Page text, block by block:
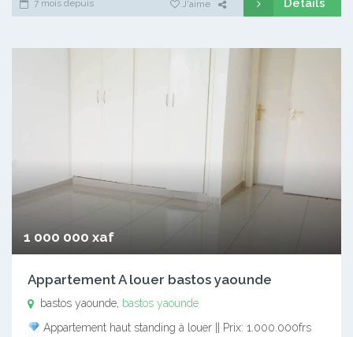
7 mois depuis J'aime Détails
1 000 000 xaf
Appartement A louer bastos yaounde
bastos yaounde, bastos yaounde
Appartement haut standing à louer || Prix: 1.000.000frs